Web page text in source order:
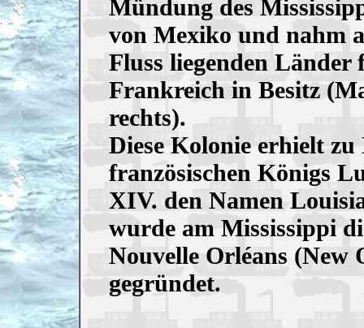
Mündung des
von Mexiko und nahm
Fluss liegenden Länder
Frankreich in Besitz
rechts).
Diese Kolonie erhielt zu
französischen Königs
XIV. den Namen
wurde am Mississippi
Nouvelle Orléans (New
gegründet.